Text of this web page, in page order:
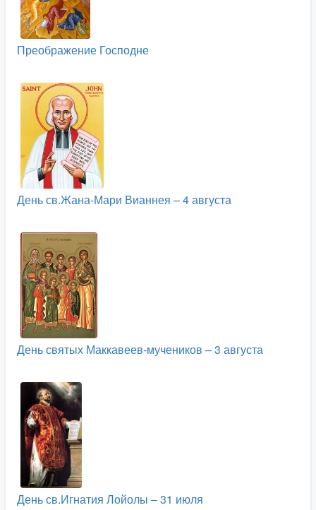
Преображение Господне
День св.Жана-Мари Вианнея – 4 августа
День святых Маккавеев-мучеников – 3 августа
День св.Игнатия Лойолы – 31 июля